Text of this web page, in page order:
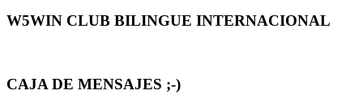
W5WIN CLUB BILINGUE INTERNACIONAL
CAJA DE MENSAJES ;-)